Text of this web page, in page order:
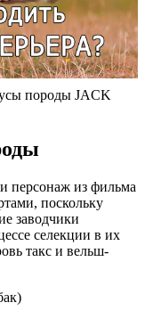
породы JACK
персонаж из фильма
поскольку
заводчики
селекции в их
такс и вельш-